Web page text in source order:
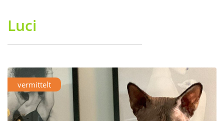
Luci
vermittelt